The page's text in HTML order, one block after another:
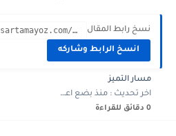
نسخ رابط المقال https://secondaire.masartamayoz.com/2023/12/devoir-controle-3-Math-2eme-annee-informatique-28.html?m=1
انسخ الرابط وشاركه
مسار التميز
اخر تحديث :منذ بضع اعوام
0 دقائق للقراءة